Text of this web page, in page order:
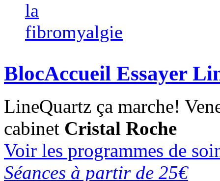
la
fibromyalgie
BlocAccueil Essayer
LineQuartz ça marche!
cabinet Cristal Roche
Voir les programmes de
Séances à partir de 25€